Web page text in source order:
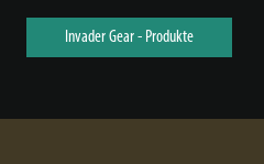
Invader Gear - Produkte